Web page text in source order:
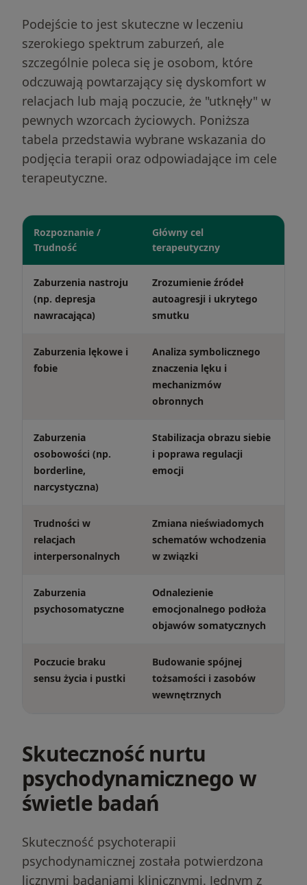
Podejście to jest skuteczne w leczeniu
szerokiego spektrum zaburzeń, ale
szczególnie poleca się je osobom, które
odczuwają powtarzający się dyskomfort w
relacjach lub mają poczucie, że "utknęły" w
pewnych wzorcach życiowych. Poniższa
tabela przedstawia wybrane wskazania do
podjęcia terapii oraz odpowiadające im cele
terapeutyczne.
Rozpoznanie /
Trudność
Główny cel
terapeutyczny
Zaburzenia nastroju
(np. depresja
nawracająca)
Zrozumienie źródeł
autoagresji i ukrytego
smutku
Zaburzenia lękowe i
fobie
Analiza symbolicznego
znaczenia lęku i
mechanizmów
obronnych
Zaburzenia
osobowości (np.
borderline,
narcystyczna)
Stabilizacja obrazu siebie
i poprawa regulacji
emocji
Trudności w
relacjach
interpersonalnych
Zmiana nieświadomych
schematów wchodzenia
w związki
Zaburzenia
psychosomatyczne
Odnalezienie
emocjonalnego podłoża
objawów somatycznych
Poczucie braku
sensu życia i pustki
Budowanie spójnej
tożsamości i zasobów
wewnętrznych
Skuteczność nurtu
psychodynamicznego w
świetle badań
Skuteczność psychoterapii
psychodynamicznej została potwierdzona
licznymi badaniami klinicznymi. Jednym z